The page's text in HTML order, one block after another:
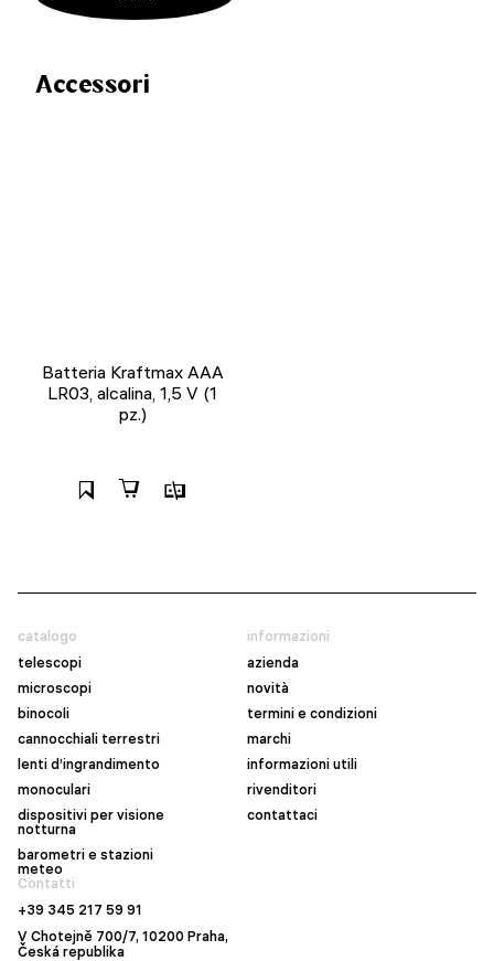
Accessori
Batteria Kraftmax AAA
LR03, alcalina, 1,5 V (1
pz.)
catalogo
telescopi
microscopi
binocoli
cannocchiali terrestri
lenti d’ingrandimento
monoculari
dispositivi per visione
notturna
barometri e stazioni
meteo
informazioni
azienda
novità
termini e condizioni
marchi
informazioni utili
rivenditori
contattaci
Contatti
+39 345 217 59 91
V Chotejně 700/7, 10200 Praha,
Česká republika